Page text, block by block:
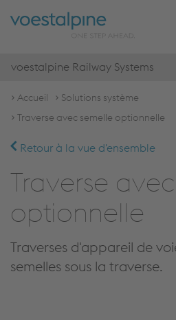
voestalpine Railway Systems
Accueil
Solutions système
Traverse avec semelle optionnelle
Retour à la vue d'ensemble
Traverse
optionnelle
Traverses d'appareil de
semelles sous la traverse.